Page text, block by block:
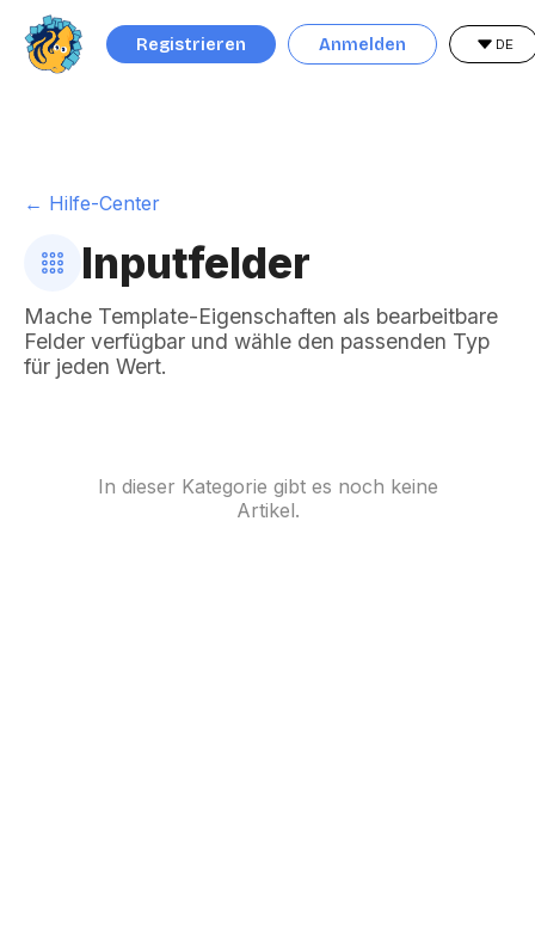
Registrieren Anmelden DE
← Hilfe-Center
Inputfelder
Mache Template-Eigenschaften als bearbeitbare
Felder verfügbar und wähle den passenden Typ
für jeden Wert.
In dieser Kategorie gibt es noch keine
Artikel.